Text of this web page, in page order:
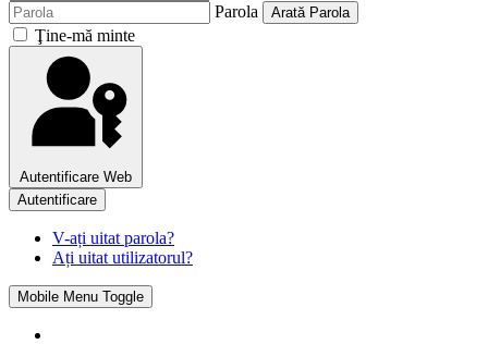
Parola
Arată Parola
Ţine-mă minte
Autentificare Web
Autentificare
V-ați uitat parola?
Ați uitat utilizatorul?
Mobile Menu Toggle